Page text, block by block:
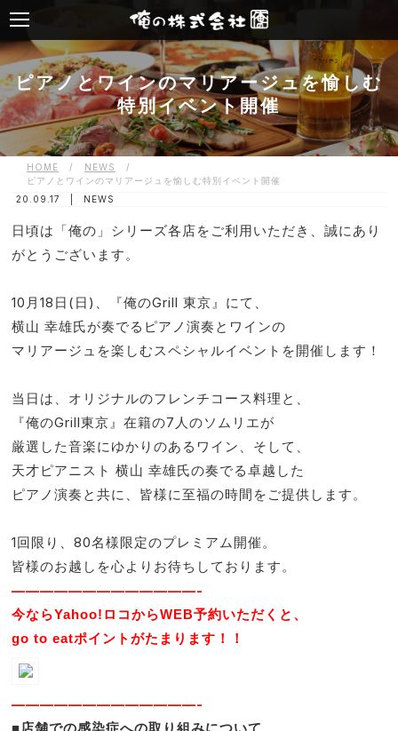
ピアノとワインのマリアージュを愉しむ
特別イベント開催
HOME / NEWS
/
ピアノとワインのマリアージュを愉しむ特別イベント開催
20.09.17 |
NEWS
日頃は「俺の」シリーズ各店をご利用いただき、誠にあり
がとうございます。
10月18日(日)、『俺のGrill 東京』にて、
横山 幸雄氏が奏でるピアノ演奏とワインの
マリアージュを楽しむスペシャルイベントを開催します！
当日は、オリジナルのフレンチコース料理と、
『俺のGrill東京』在籍の7人のソムリエが
厳選した音楽にゆかりのあるワイン、そして、
天才ピアニスト 横山 幸雄氏の奏でる卓越した
ピアノ演奏と共に、皆様に至福の時間をご提供します。
1回限り、80名様限定のプレミアム開催。
皆様のお越しを心よりお待ちしております。
—————————————-
今ならYahoo!ロコからWEB予約いただくと、
go to eatポイントがたまります！！
—————————————-